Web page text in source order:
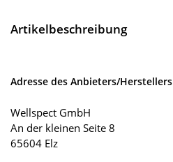
Artikelbeschreibung
Adresse des Anbieters/Herstellers
Wellspect GmbH
An der kleinen Seite 8
65604 Elz